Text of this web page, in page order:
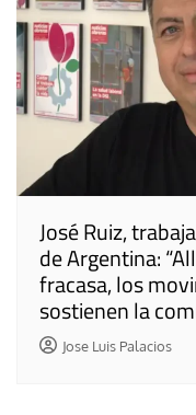
José Ruiz,
de Argentina:
fracasa, los
sostienen la
Jose Luis Palacios